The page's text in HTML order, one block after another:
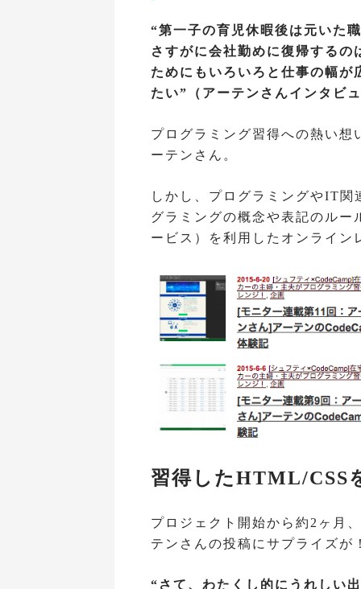
基
職
る推
か
ス
い
“第一子の育児休暇後は元いた
さすがに会社勤めに復帰する
ためにもいろいろと仕事の幅
たい”（アーテンさんインタビ
プログラミング習得への熱い
ーテンさん。
しかし、プログラミングやIT
グラミングの概念や表記のル
ービス）を利用したオンライ
習得したHTML/CSS
プロジェクト開始から約2ヶ月
テンさんの投稿にサプライズが
“さて、わたくし的にうれしい